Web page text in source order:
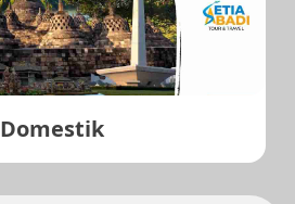
Domestik